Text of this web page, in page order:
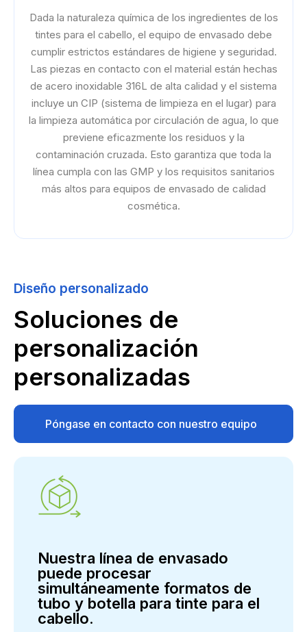
Dada la naturaleza química de los ingredientes de los
tintes para el cabello, el equipo de envasado debe
cumplir estrictos estándares de higiene y seguridad.
Las piezas en contacto con el material están hechas
de acero inoxidable 316L de alta calidad y el sistema
incluye un CIP (sistema de limpieza en el lugar) para
la limpieza automática por circulación de agua, lo que
previene eficazmente los residuos y la
contaminación cruzada. Esto garantiza que toda la
línea cumpla con las GMP y los requisitos sanitarios
más altos para equipos de envasado de calidad
cosmética.
Diseño personalizado
Soluciones de
personalización
personalizadas
Póngase en contacto con nuestro equipo
de soporte
Nuestra línea de envasado
puede procesar
simultáneamente formatos de
tubo y botella para tinte para el
cabello.